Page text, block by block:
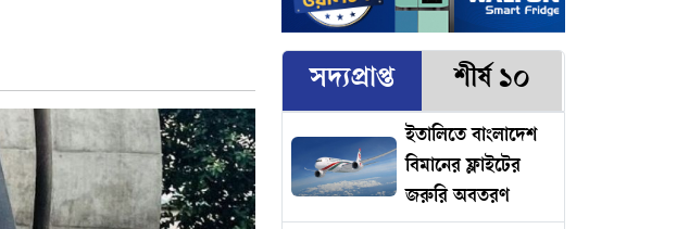
সদ্যপ্রাপ্ত শীর্ষ ১০
ইতালিতে বাংলাদেশ
বিমানের ফ্লাইটের
জরুরি অবতরণ